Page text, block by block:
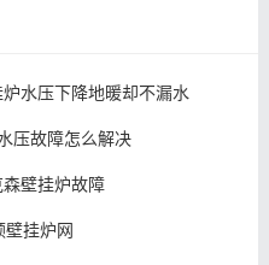
水压下降地暖却不漏水
压故障怎么解决
壁挂炉故障
挂炉网